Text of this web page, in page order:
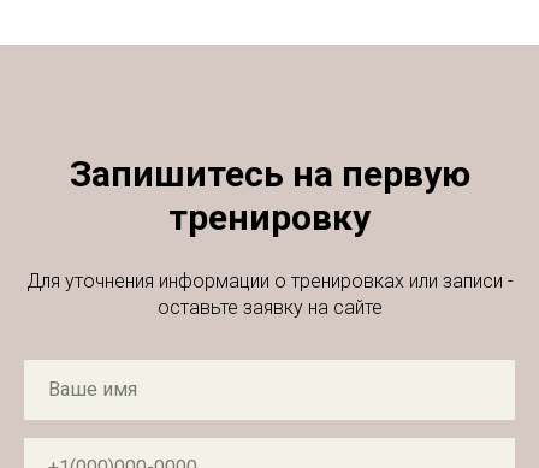
Запишитесь на первую
тренировку
Для уточнения информации о тренировках или записи -
оставьте заявку на сайте